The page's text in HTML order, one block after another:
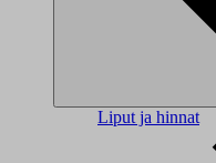
Liput ja hinnat